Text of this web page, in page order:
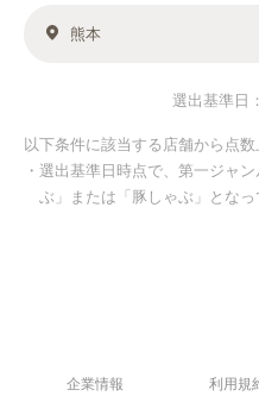
熊本
選出基準日
以下条件に該当する店舗から点
・選出基準日時点で、第一ジャ
ぶ」または「豚しゃぶ」となっ
企業情報 利用規